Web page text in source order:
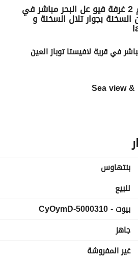
والمؤشرات رهن عقاري
بنتهاوس مساحة 150م 2 غرفة فيو عل البحر مباشر في
السخنة بجوار تلال السخنة و
بنتهاوس
للبيع
بيوت - 5000310-CyOymD
جاهز
غير المفروشة